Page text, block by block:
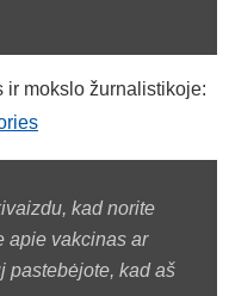
ir mokslo žurnalistikoje:
kad norite
apie vakcinas ar
pastebėjote, kad aš